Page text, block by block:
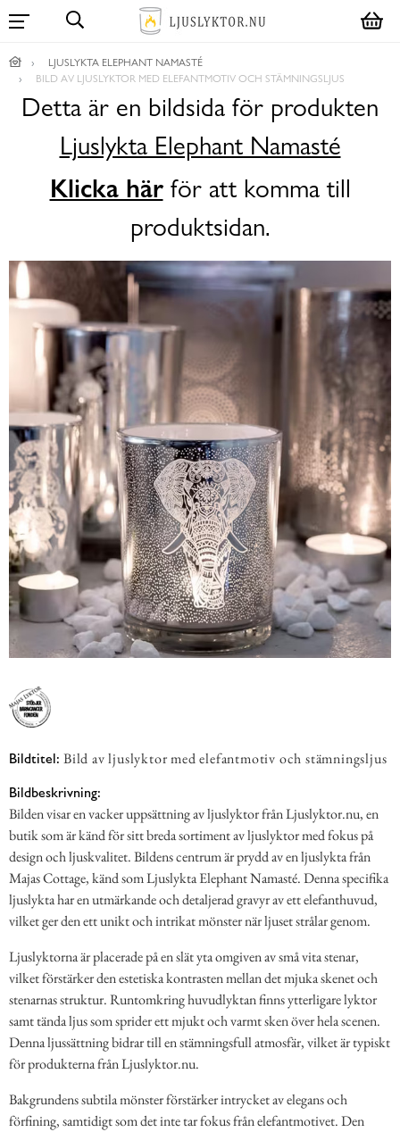
LJUSLYKTA ELEPHANT NAMASTÉ
BILD AV LJUSLYKTOR MED ELEFANTMOTIV OCH STÄMNINGSLJUS
Detta är en bildsida för produkten
Ljuslykta Elephant Namasté
Klicka härför att komma till
produktsidan.
Bildtitel: Bild av ljuslyktor med elefantmotiv och stämningsljus
Bildbeskrivning:
Bilden visar en vacker uppsättning av ljuslyktor från Ljuslyktor.nu, en
butik som är känd för sitt breda sortiment av ljuslyktor med fokus på
design och ljuskvalitet. Bildens centrum är prydd av en ljuslykta från
Majas Cottage, känd som Ljuslykta Elephant Namasté. Denna specifika
ljuslykta har en utmärkande och detaljerad gravyr av ett elefanthuvud,
vilket ger den ett unikt och intrikat mönster när ljuset strålar genom.
Ljuslyktorna är placerade på en slät yta omgiven av små vita stenar,
vilket förstärker den estetiska kontrasten mellan det mjuka skenet och
stenarnas struktur. Runtomkring huvudlyktan finns ytterligare lyktor
samt tända ljus som sprider ett mjukt och varmt sken över hela scenen.
Denna ljussättning bidrar till en stämningsfull atmosfär, vilket är typiskt
för produkterna från Ljuslyktor.nu.
Bakgrundens subtila mönster förstärker intrycket av elegans och
förfining, samtidigt som det inte tar fokus från elefantmotivet. Den